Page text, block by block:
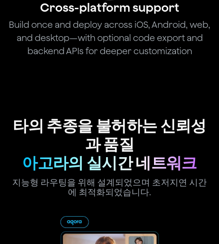
Cross-platform support
Build once and deploy across iOS, Android, web,
and desktop—with optional code export and
backend APIs for deeper customization
타의 추종을 불허하는 신뢰성
과 품질
아고라의 실시간 네트워크
지능형 라우팅을 위해 설계되었으며 초저지연 시간
에 최적화되었습니다.